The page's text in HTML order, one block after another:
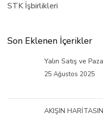
STK İşbirlikleri
Son Eklenen İçerikler
Yalın Satış ve
25 Ağustos 2025
AKIŞIN